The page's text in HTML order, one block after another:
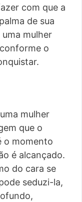
com que a
de sua
uma mulher
o
mulher
que o
o momento
é alcançado.
do cara se
seduzi-la,